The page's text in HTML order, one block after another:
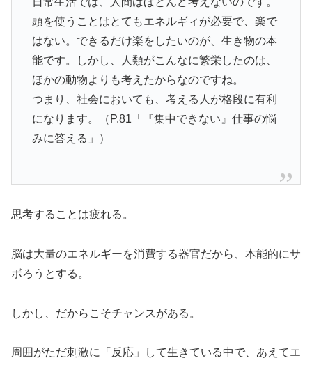
頭を使うことはとてもエネルギィが必要で、楽で
はない。できるだけ楽をしたいのが、生き物の本
能です。しかし、人類がこんなに繁栄したのは、
ほかの動物よりも考えたからなのですね。
つまり、社会においても、考える人が格段に有利
になります。（P.81「『集中できない』仕事の悩
みに答える」）
思考することは疲れる。
脳は大量のエネルギーを消費する器官だから、本能的にサ
ボろうとする。
しかし、だからこそチャンスがある。
周囲がただ刺激に「反応」して生きている中で、あえてエ